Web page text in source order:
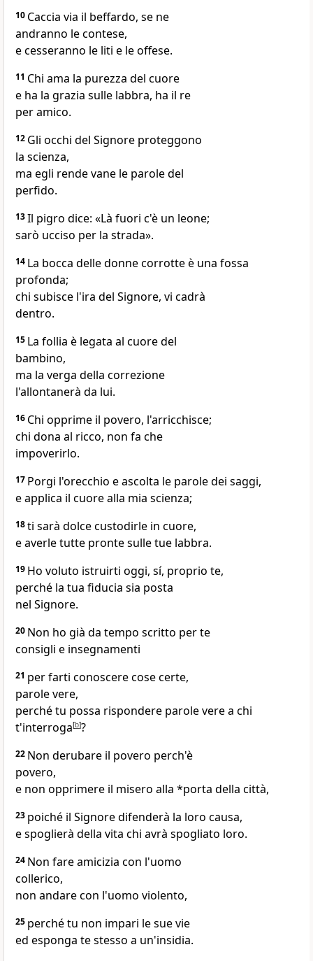
10 Caccia via il beffardo, se ne
andranno le contese,
e cesseranno le liti e le offese.
11 Chi ama la purezza del cuore
e ha la grazia sulle labbra, ha il re
per amico.
12 Gli occhi del Signore proteggono
la scienza,
ma egli rende vane le parole del
perfido.
13Il pigro dice: «Là fuori c'è un leone;
sarò ucciso per la strada».
14 La bocca delle donne corrotte è una fossa
profonda;
chi subisce l'ira del Signore, vi cadrà
dentro.
15 La follia è legata al cuore del
bambino,
ma la verga della correzione
l'allontanerà da lui.
16 Chi opprime il povero, l'arricchisce;
chi dona al ricco, non fa che
impoverirlo.
17 Porgi l'orecchio e ascolta le parole dei saggi,
e applica il cuore alla mia scienza;
18ti sarà dolce custodirle in cuore,
e averle tutte pronte sulle tue labbra.
19 Ho voluto istruirti oggi, sí, proprio te,
perché la tua fiducia sia posta
nel Signore.
20 Non ho già da tempo scritto per te
consigli e insegnamenti
21 per farti conoscere cose certe,
parole vere,
perché tu possa rispondere parole vere a chi
t'interroga[b]?
22 Non derubare il povero perch'è
povero,
e non opprimere il misero alla *porta della città,
23 poiché il Signore difenderà la loro causa,
e spoglierà della vita chi avrà spogliato loro.
24 Non fare amicizia con l'uomo
collerico,
non andare con l'uomo violento,
25 perché tu non impari le sue vie
ed esponga te stesso a un'insidia.